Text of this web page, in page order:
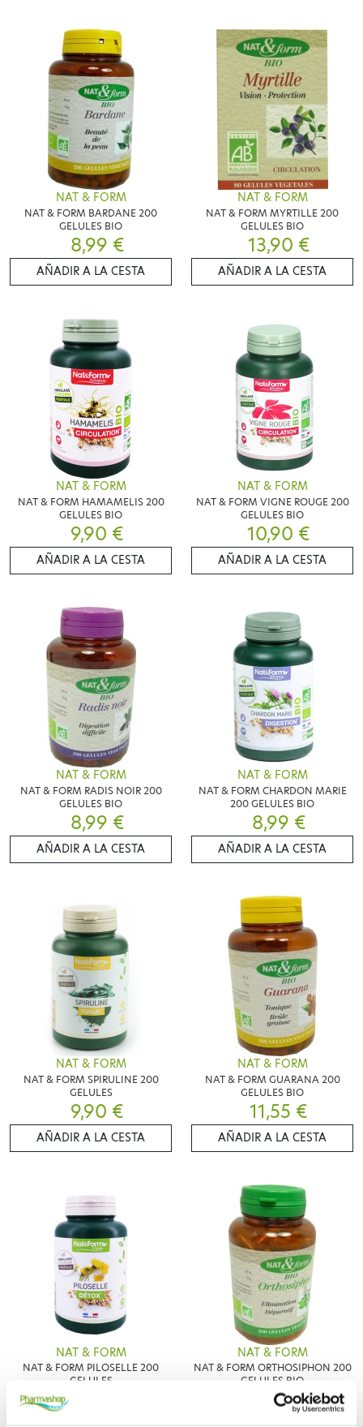
NAT & FORM
NAT & FORM BARDANE 200
GELULES BIO
8,99 €
AÑADIR A LA CESTA
NAT & FORM
NAT & FORM MYRTILLE 200
GELULES BIO
13,90 €
AÑADIR A LA CESTA
NAT & FORM
NAT & FORM HAMAMELIS 200
GELULES BIO
9,90 €
AÑADIR A LA CESTA
NAT & FORM
NAT & FORM VIGNE ROUGE 200
GELULES BIO
10,90 €
AÑADIR A LA CESTA
NAT & FORM
NAT & FORM RADIS NOIR 200
GELULES BIO
8,99 €
AÑADIR A LA CESTA
NAT & FORM
NAT & FORM CHARDON MARIE
200 GELULES BIO
8,99 €
AÑADIR A LA CESTA
NAT & FORM
NAT & FORM SPIRULINE 200
GELULES
9,90 €
AÑADIR A LA CESTA
NAT & FORM
NAT & FORM GUARANA 200
GELULES BIO
11,55 €
AÑADIR A LA CESTA
NAT & FORM
NAT & FORM PILOSELLE 200
GELULES
NAT & FORM
NAT & FORM ORTHOSIPHON 200
GELULES BIO
9,53 €